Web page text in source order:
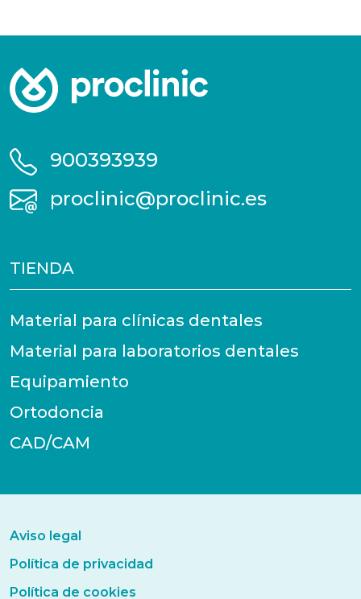
900393939
proclinic@proclinic.es
TIENDA
Material para clínicas dentales
Material para laboratorios dentales
Equipamiento
Ortodoncia
CAD/CAM
Aviso legal
Política de privacidad
Política de cookies